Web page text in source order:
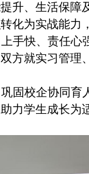
升、生活保障
化为实战能力
手快、责任心
方就实习管理
固校企协同育
力学生成长为